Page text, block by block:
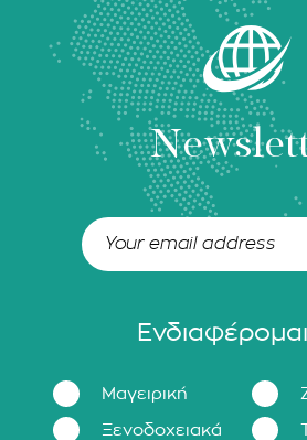
Μαγειρική
Ξενοδοχειακά